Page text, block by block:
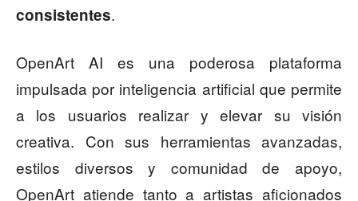
consistentes.
OpenArt AI es una poderosa plataforma
impulsada por inteligencia artificial que permite
a los usuarios realizar y elevar su visión
creativa. Con sus herramientas avanzadas,
estilos diversos y comunidad de apoyo,
OpenArt atiende tanto a artistas aficionados